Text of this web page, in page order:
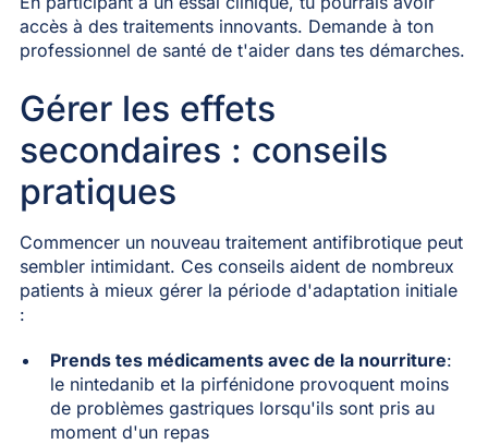
accès à des traitements innovants. Demande à ton
professionnel de santé de t'aider dans tes démarches.
Gérer les effets
secondaires : conseils
pratiques
Commencer un nouveau traitement antifibrotique peut
sembler intimidant. Ces conseils aident de nombreux
patients à mieux gérer la période d'adaptation initiale
:
Prends tes médicaments avec de la nourriture:
le nintedanib et la pirfénidone provoquent moins
de problèmes gastriques lorsqu'ils sont pris au
moment d'un repas